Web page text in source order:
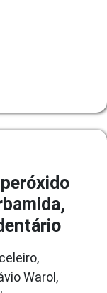
Warol,